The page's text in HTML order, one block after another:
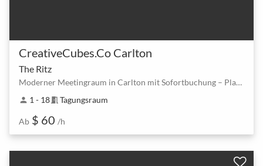
CreativeCubes.Co Carlton
The Ritz
Moderner Meetingraum in Carlton mit Sofortbuchung – Platz für bis zu 18 Personen
person 1 - 18meeting_room Tagungsraum
Ab $ 60 /h